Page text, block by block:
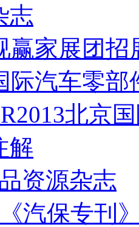
志
赢家展团招
际汽车零
北京
解
资源杂志
汽保专刊